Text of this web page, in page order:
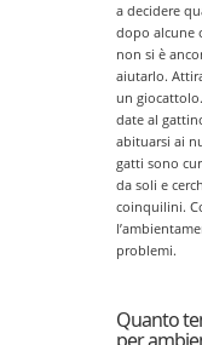
a decidere
dopo alcune
non si è
aiutarlo.
un
date al
abituarsi ai
gatti sono
da soli e
coinquilini.
problemi.
Quanto